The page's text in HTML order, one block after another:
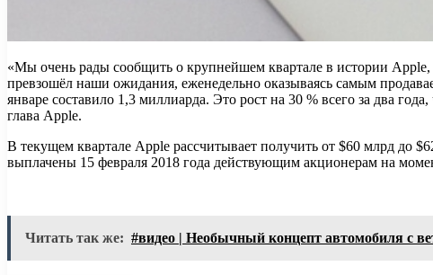
«Мы очень рады сообщить о крупнейшем квартале в истории
превзошёл наши ожидания, еженедельно оказываясь самым
январе составило 1,3 миллиарда. Это рост на 30 % всего за два
глава Apple.
В текущем квартале Apple рассчитывает получить от $60 млрд до
выплачены 15 февраля 2018 года действующим акционерам на
Читать так же: #видео | Необычный концепт автомобиля с